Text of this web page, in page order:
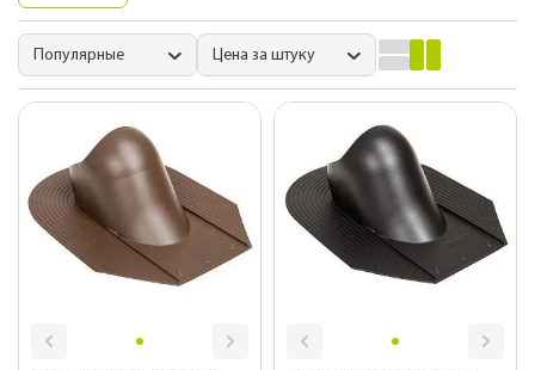
Популярные Цена за штуку